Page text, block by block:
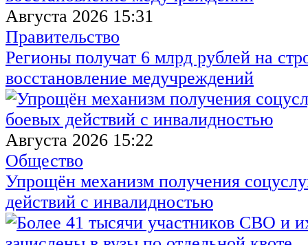
Августа 2026 15:31
Правительство
Регионы получат 6 млрд рублей на
восстановление медучреждений
Августа 2026 15:22
Общество
Упрощён механизм получения
действий с инвалидностью